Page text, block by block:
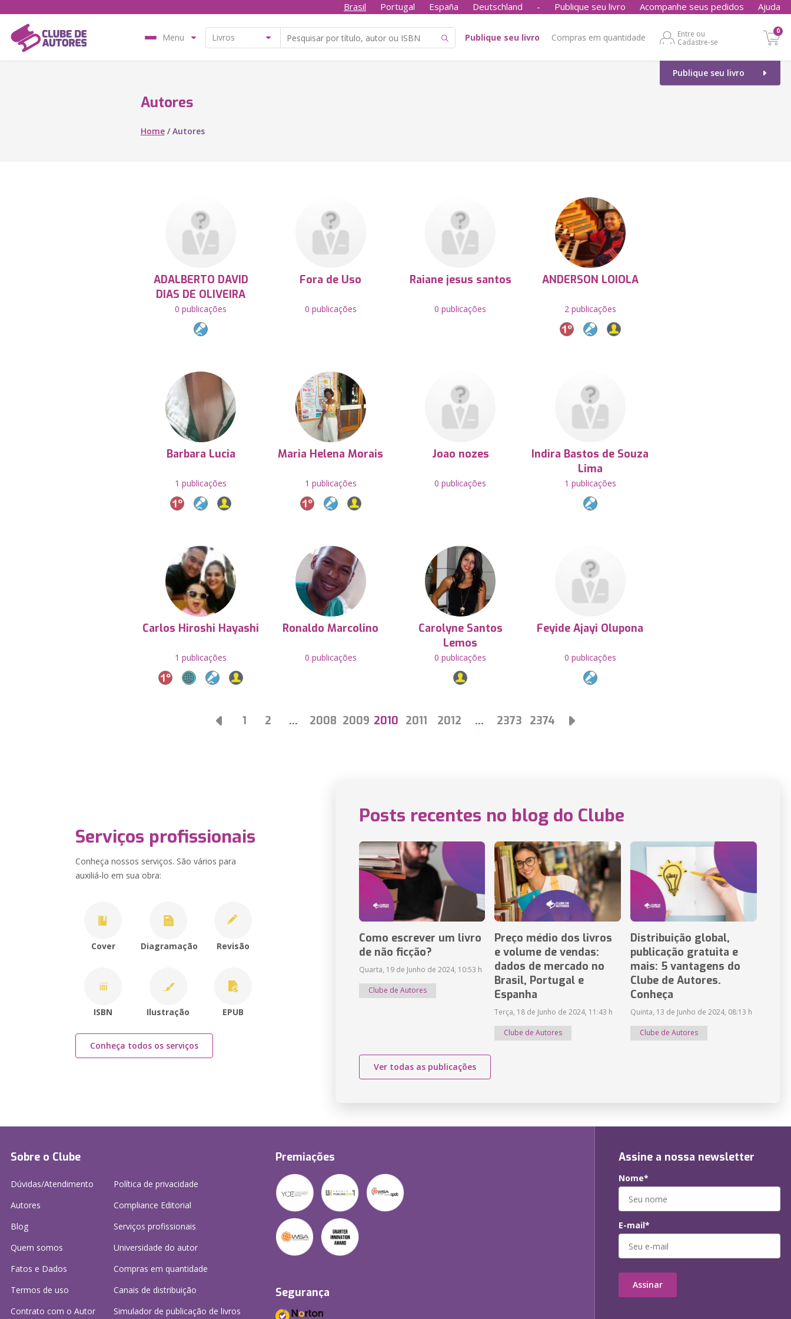
Brasil Portugal España Deutschland - Publique seu livro Acompanhe seus pedidos Ajuda
Menu Publique seu livro Compras em quantidade
Entre ou
Cadastre-se
0
Publique seu livro
Autores
Home/Autores
ADALBERTO DAVID
DIAS DE OLIVEIRA
0 publicações
Fora de Uso
0 publicações
Raiane jesus santos
0 publicações
ANDERSON LOIOLA
2 publicações
Barbara Lucia
1 publicações
Maria Helena Morais
1 publicações
Joao nozes
0 publicações
Indira Bastos de Souza
Lima
1 publicações
Carlos Hiroshi Hayashi
1 publicações
Ronaldo Marcolino
0 publicações
Carolyne Santos
Lemos
0 publicações
Feyide Ajayi Olupona
0 publicações
1 2 … 2008 2009 2010 2011 2012 … 2373 2374
Serviços profissionais
Conheça nossos serviços. São vários para
auxiliá-lo em sua obra:
Cover Diagramação Revisão
ISBN Ilustração EPUB
Conheça todos os serviços
Posts recentes no blog do Clube
Como escrever um livro
de não ficção?
Quarta, 19 de Junho de 2024, 10:53 h
Clube de Autores
Preço médio dos livros
e volume de vendas:
dados de mercado no
Brasil, Portugal e
Espanha
Terça, 18 de Junho de 2024, 11:43 h
Clube de Autores
Distribuição global,
publicação gratuita e
mais: 5 vantagens do
Clube de Autores.
Conheça
Quinta, 13 de Junho de 2024, 08:13 h
Clube de Autores
Ver todas as publicações
Sobre o Clube
Dúvidas/Atendimento
Autores
Blog
Quem somos
Fatos e Dados
Termos de uso
Contrato com o Autor
Política de privacidade
Compliance Editorial
Serviços profissionais
Universidade do autor
Compras em quantidade
Canais de distribuição
Simulador de publicação de livros
Premiações
Segurança
Assine a nossa newsletter
Nome*
E-mail*
Assinar